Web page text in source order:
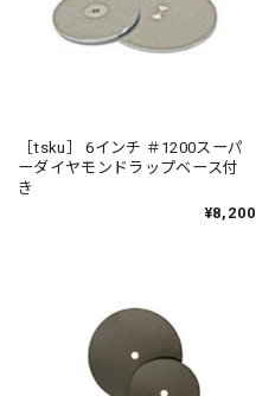
［tsku］ 6インチ ＃1200スーパ
ーダイヤモンドラップベース付
き
¥8,200